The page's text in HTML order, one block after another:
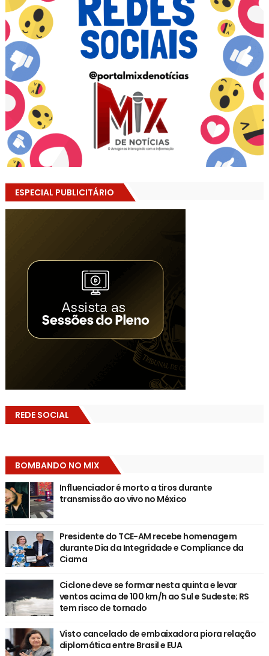
ESPECIAL PUBLICITÁRIO
REDE SOCIAL
BOMBANDO NO MIX
Influenciador é morto a tiros durante
transmissão ao vivo no México
Presidente do TCE-AM recebe homenagem
durante Dia da Integridade e Compliance da
Ciama
Ciclone deve se formar nesta quinta e levar
ventos acima de 100 km/h ao Sul e Sudeste; RS
tem risco de tornado
Visto cancelado de embaixadora piora relação
diplomática entre Brasil e EUA